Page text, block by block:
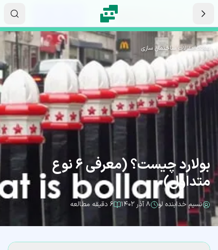
نماتک/مقالات/ساختمان سازی
بولارد چیست؟ (معرفی 6 نوع
متداول)
نسیم خدابنده لو ۸ آذر ۱۴۰۲ ۶ دقیقه مطالعه